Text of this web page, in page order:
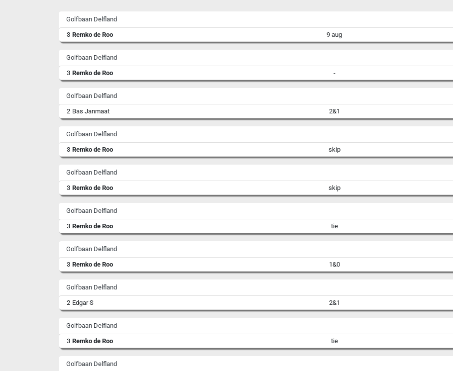
Golfbaan Delfland
3 Remko de Roo 9 aug
Golfbaan Delfland
3 Remko de Roo -
Golfbaan Delfland
2 Bas Janmaat 2&1
Golfbaan Delfland
3 Remko de Roo skip
Golfbaan Delfland
3 Remko de Roo skip
Golfbaan Delfland
3 Remko de Roo tie
Golfbaan Delfland
3 Remko de Roo 1&0
Golfbaan Delfland
2 Edgar S 2&1
Golfbaan Delfland
3 Remko de Roo tie
Golfbaan Delfland